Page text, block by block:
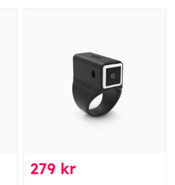
279 kr